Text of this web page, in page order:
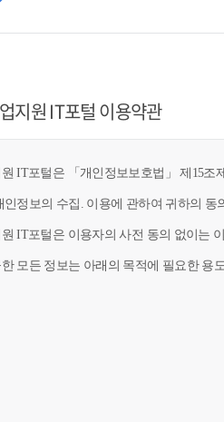
지원 IT포털 이용약관
IT포털은 「개인정보보호법」 제15조
인정보의 수집. 이용에 관하여 귀하의 동
IT포털은 이용자의 사전 동의 없이는
모든 정보는 아래의 목적에 필요한 용